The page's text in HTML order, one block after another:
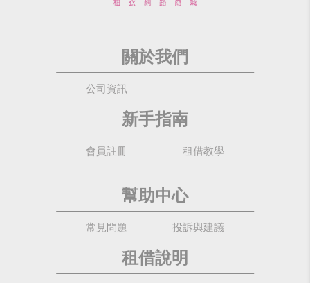
關於我們
公司資訊
新手指南
會員註冊 租借教學
幫助中心
常見問題 投訴與建議
租借說明